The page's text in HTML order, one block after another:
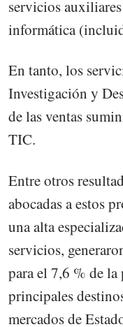
servicios
informática
En tanto, los
Investigación y
de las ventas
TIC.
Entre otros
abocadas a estos
una alta
servicios,
para el 7,6 % de
principales
mercados de